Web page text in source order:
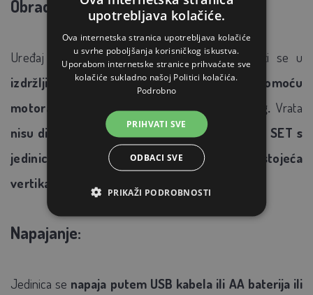
Obrada:
Uređaj za otvaranje/zatvaranje kokošinjca nalazi se u
izdržljivoj plastičnoj kutiji. Vrata se podižu
pomoću
motora
koji može podići vratatežine do 2 kg. Vrata
nisu dio paketa
, mogu se kupiti zasebno ili kaoSET s
jedinicom,
ili možete koristiti
bilo koja postojeća
vertikalno otvarajuća vrata.
Napajanje:
Jedinica se napaja putem USB kabela ili AA baterija ili
upotrebljava kolačiće.
Ova internetska stranica upotrebljava kolačiće
u svrhe poboljšanja korisničkog iskustva.
Uporabom internetske stranice prihvaćate sve
kolačiće sukladno našoj Politici kolačića.
Podrobno
PRIHVATI SVE
ODBACI SVE
PRIKAŽI PODROBNOSTI